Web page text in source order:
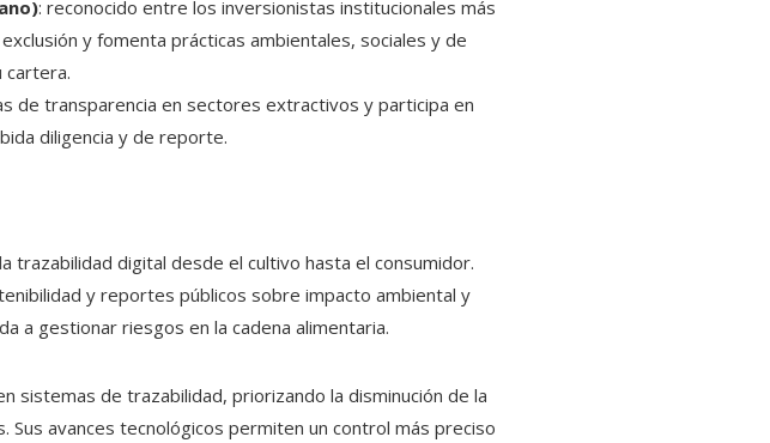
: reconocido entre los inversionistas institucionales más
y fomenta prácticas ambientales, sociales y de
cartera.
de transparencia en sectores extractivos y participa en
diligencia y de reporte.
trazabilidad digital desde el cultivo hasta el consumidor.
y reportes públicos sobre impacto ambiental y
a gestionar riesgos en la cadena alimentaria.
sistemas de trazabilidad, priorizando la disminución de la
avances tecnológicos permiten un control más preciso